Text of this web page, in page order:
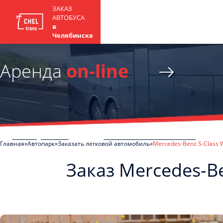
ЗАКАЗ
АВТОБУСА
в
Челябинске
Арендаon-line
Главная Автопарк Заказать легковой автомобиль Mercedes-Benz S-Class
Заказ Mercedes-